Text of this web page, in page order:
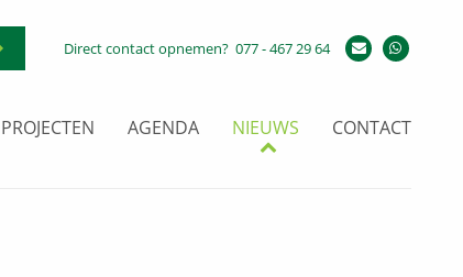
Direct contact opnemen? 077 - 467 29 64
PROJECTEN AGENDA NIEUWS CONTACT